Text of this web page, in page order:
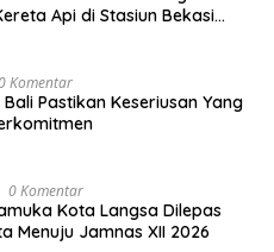
Api di Stasiun Bekasi
Komentar
Bali Pastikan Keseriusan Yang
0 Komentar
Kota Langsa Dilepas
Menuju Jamnas XII 2026